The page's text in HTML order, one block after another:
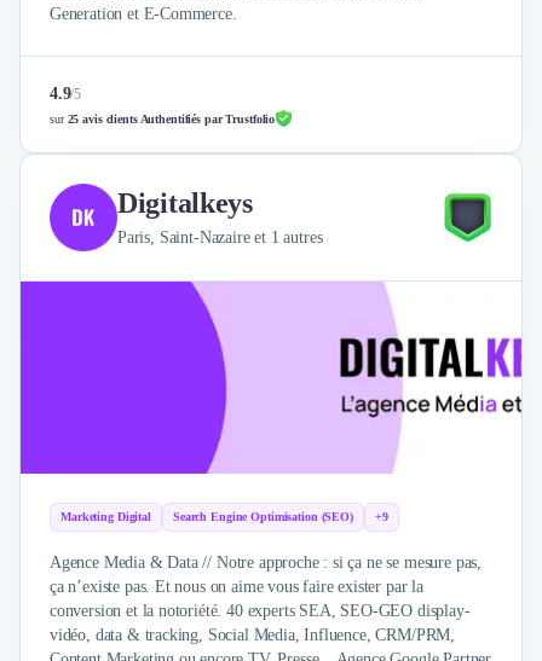
Generation et E-Commerce.
4.9/5
sur25 avis clients Authentifiés par Trustfolio
Digitalkeys
Paris, Saint-Nazaire et 1 autres
Marketing Digital Search Engine Optimisation (SEO) +9
Agence Media & Data // Notre approche : si ça ne se mesure pas,
ça n’existe pas. Et nous on aime vous faire exister par la
conversion et la notoriété. 40 experts SEA, SEO-GEO display-
vidéo, data & tracking, Social Media, Influence, CRM/PRM,